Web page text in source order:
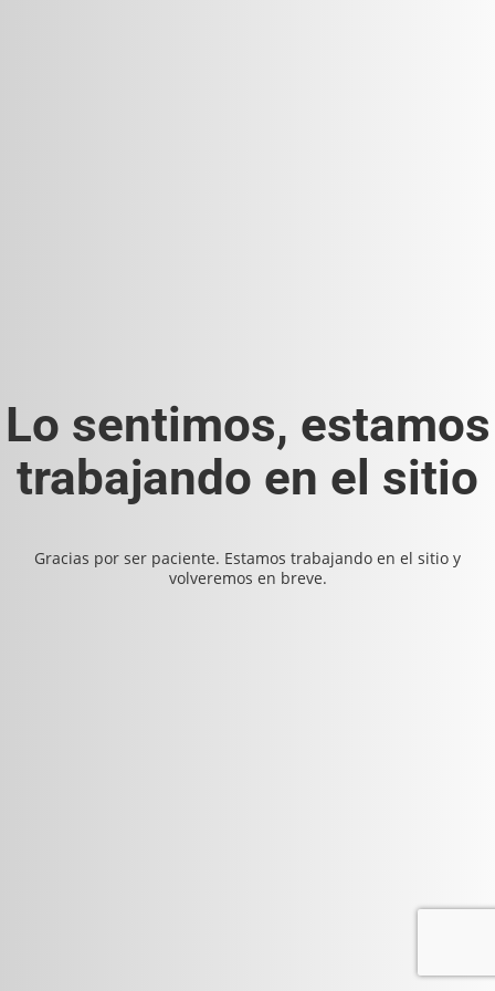
Lo sentimos, estamos
trabajando en el sitio
Gracias por ser paciente. Estamos trabajando en el sitio y
volveremos en breve.